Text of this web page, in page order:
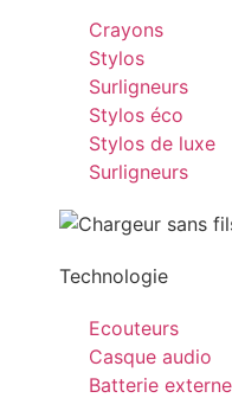
Crayons
Stylos
Surligneurs
Stylos éco
Stylos de luxe
Surligneurs
Technologie
Ecouteurs
Casque audio
Batterie externe